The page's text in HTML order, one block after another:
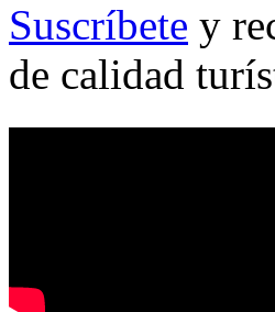
Suscríbete y
de calidad